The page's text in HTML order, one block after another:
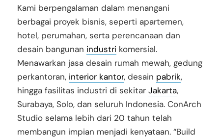
Kami berpengalaman dalam menangani
berbagai proyek bisnis, seperti apartemen,
hotel, perumahan, serta perencanaan dan
desain bangunan industri komersial.
Menawarkan jasa desain rumah mewah, gedung
perkantoran, interior kantor, desain pabrik,
hingga fasilitas industri di sekitar Jakarta,
Surabaya, Solo, dan seluruh Indonesia. ConArch
Studio selama lebih dari 20 tahun telah
membangun impian menjadi kenyataan. “Build